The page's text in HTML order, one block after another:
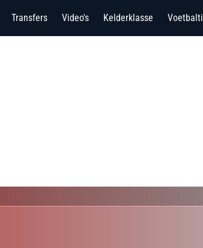
Transfers Video's Kelderklasse